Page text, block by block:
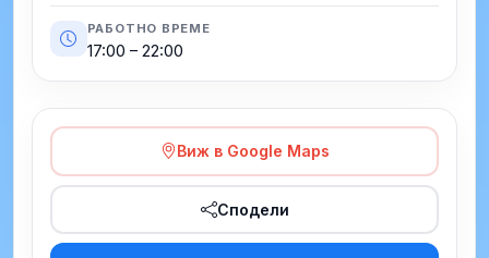
РАБОТНО ВРЕМЕ
17:00 – 22:00
Виж в Google Maps
Сподели